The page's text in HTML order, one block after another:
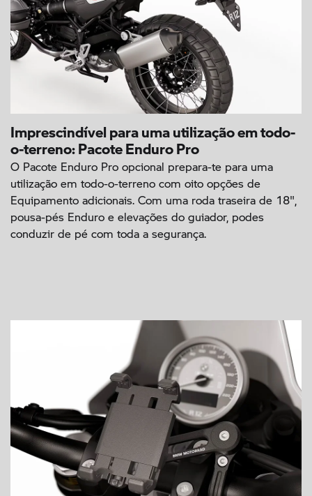
Imprescindível para uma utilização em todo-
o-terreno: Pacote Enduro Pro
O Pacote Enduro Pro opcional prepara-te para uma
utilização em todo-o-terreno com oito opções de
Equipamento adicionais. Com uma roda traseira de 18",
pousa-pés Enduro e elevações do guiador, podes
conduzir de pé com toda a segurança.